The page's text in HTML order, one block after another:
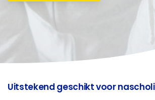
Ideaal om in te stappen